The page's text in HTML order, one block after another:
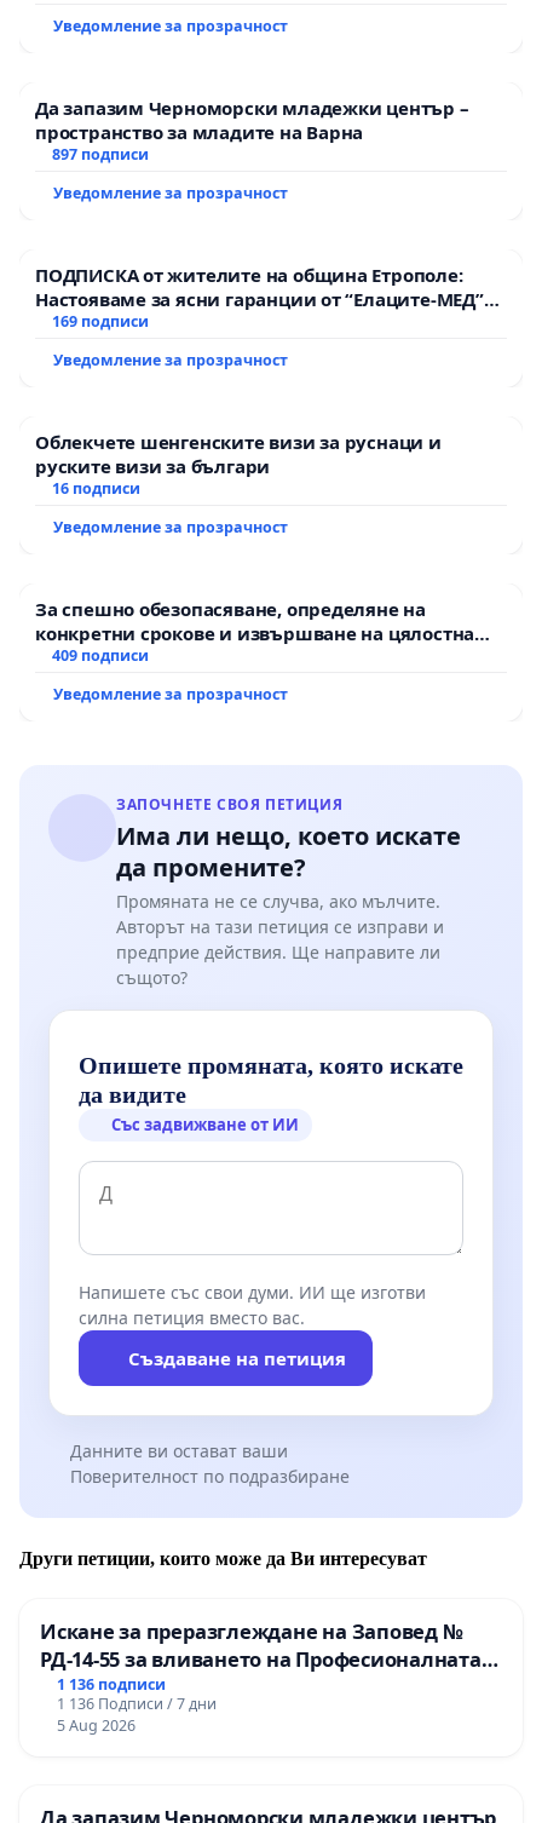
Уведомление за прозрачност
Да запазим Черноморски младежки център –
пространство за младите на Варна
897 подписи
Уведомление за прозрачност
ПОДПИСКА от жителите на община Етрополе:
Настояваме за ясни гаранции от “Елаците-МЕД”
АД и от държавата, че ще се изпълнят всички
169 подписи
Уведомление за прозрачност
Облекчете шенгенските визи за руснаци и
руските визи за българи
16 подписи
Уведомление за прозрачност
За спешно обезопасяване, определяне на
конкретни срокове и извършване на цялостна
рехабилитация на републиканския път между
Мирово - к.к. Момин проход
409 подписи
Уведомление за прозрачност
ЗАПОЧНЕТЕ СВОЯ ПЕТИЦИЯ
Има ли нещо, което искате
да промените?
Промяната не се случва, ако мълчите.
Авторът на тази петиция се изправи и
предприе действия. Ще направите ли
същото?
Опишете промяната, която искате
да видите
Със задвижване от ИИ
Напишете със свои думи. ИИ ще изготви
силна петиция вместо вас.
Създаване на петиция
Данните ви остават ваши
Поверителност по подразбиране
Други петиции, които може да Ви интересуват
Искане за преразглеждане на Заповед №
РД-14-55 за вливането на Професионалната
гимназия по промишлени технологии в
Професионалната гимназия по икономика и
мениджмънт – гр. Пазарджик
1 136 подписи
1 136 Подписи / 7 дни
5 Aug 2026
Да запазим Черноморски младежки център